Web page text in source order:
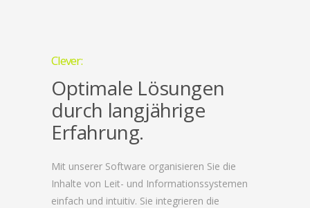
Clever:
Optimale Lösungen
durch langjährige
Erfahrung.
Mit unserer Software organisieren Sie die
Inhalte von Leit- und Informationssystemen
einfach und intuitiv. Sie integrieren die